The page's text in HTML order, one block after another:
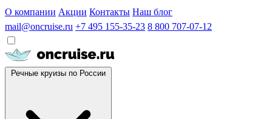
О компании Акции Контакты Наш блог
mail@oncruise.ru +7 495 155-35-23 8 800 707-07-12